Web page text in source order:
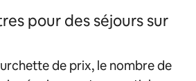
pour des séjours sur
de prix, le nombre de